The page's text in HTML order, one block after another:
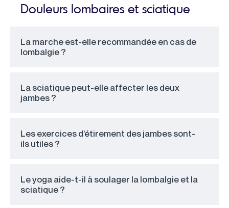
Douleurs lombaires et sciatique
La marche est-elle recommandée en cas de
lombalgie ?
La sciatique peut-elle affecter les deux
jambes ?
Les exercices d’étirement des jambes sont-
ils utiles ?
Le yoga aide-t-il à soulager la lombalgie et la
sciatique ?